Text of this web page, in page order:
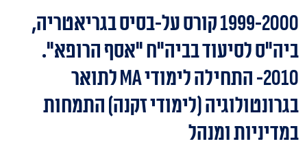
1999-2000 קורס על-בסיס בגריאטריה,
ביה"ס לסיעוד בביה"ח "אסף הרופא".
2010- התחילה לימודי MA לתואר
בגרונטולוגיה (לימודי זקנה) התמחות
במדיניות ומנהל